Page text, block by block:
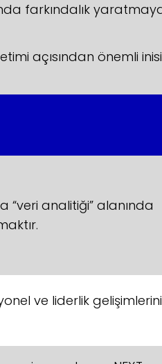
farkındalık
açısından önemli
“veri analitiği” alanında
ve liderlik gelişimlerini